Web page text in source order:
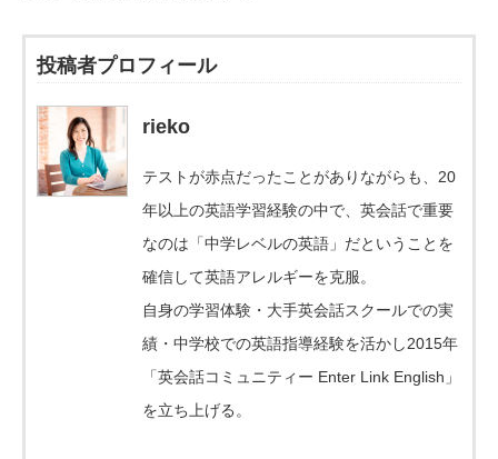
投稿者プロフィール
rieko
テストが赤点だったことがありながらも、20
年以上の英語学習経験の中で、英会話で重要
なのは「中学レベルの英語」だということを
確信して英語アレルギーを克服。
自身の学習体験・大手英会話スクールでの実
績・中学校での英語指導経験を活かし2015年
「英会話コミュニティー Enter Link English」
を立ち上げる。